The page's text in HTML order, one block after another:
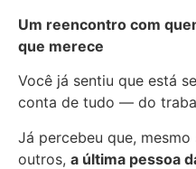
Um reencontro com
que merece
Você já sentiu que está
conta de tudo — do
Já percebeu que,
outros, a última pessoa